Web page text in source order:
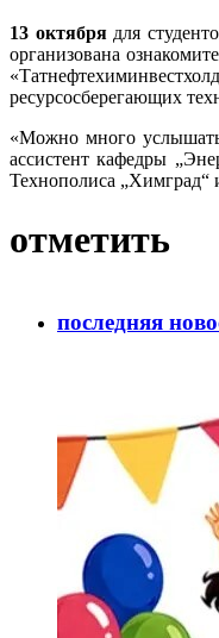
13 октябрядля
организована
ресурсосберегающих
«Можно много
ассистент кафедры
Технополиса „Химград“
отметить
последняя